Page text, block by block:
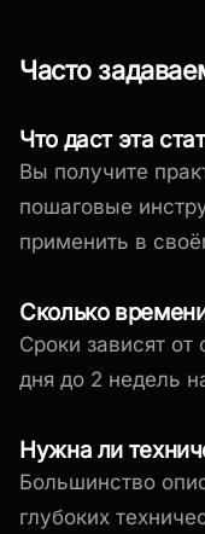
Часто
Что даст эта
Вы получите
пошаговые
применить в
Сколько
Сроки зависят
дня до 2 недель
Нужна ли
Большинство
глубоких